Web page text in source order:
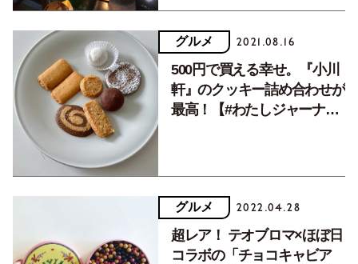
グルメ 2021.08.16
500円で買える幸せ。『小川
軒』のクッキー詰め合わせが
最高！【#わたしジャーナ
グルメ 2022.04.28
超レア！ テオブロマ×ほぼ日
コラボの「チョコキャビア